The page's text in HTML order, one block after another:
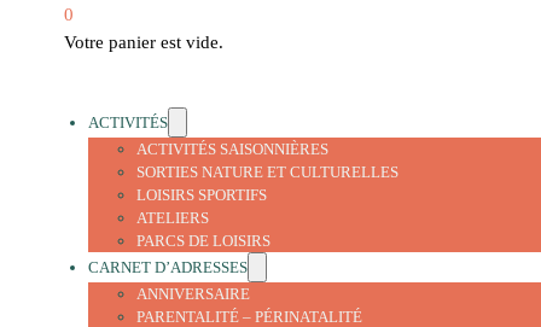
0
Votre panier est vide.
ACTIVITÉS
ACTIVITÉS SAISONNIÈRES
SORTIES NATURE ET CULTURELLES
LOISIRS SPORTIFS
ATELIERS
PARCS DE LOISIRS
CARNET D’ADRESSES
ANNIVERSAIRE
PARENTALITÉ – PÉRINATALITÉ